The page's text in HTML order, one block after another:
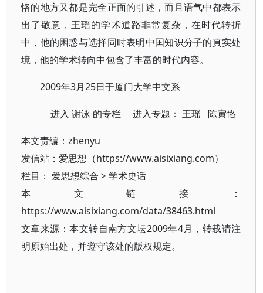
恪的地方又都是完全正面的引述，而且语气中都表示
出了敬意，王瑶的学术道路非常复杂，在时代转折
中，他的困惑与选择同时表明中国知识分子的真实处
境，他的学术转向中包含了丰富的时代内容。
2009年3月25日于厦门大学中文系
进入谢泳 的专栏 进入专题：王瑶 陈寅恪
本文责编： zhenyu
发信站：爱思想（https://www.aisixiang.com）
栏目： 爱思想综合 >学术史话
本文链接：
https://www.aisixiang.com/data/38463.html
文章来源：本文转自南方文坛2009年4月，转载请注
明原始出处，并遵守该处的版权规定。